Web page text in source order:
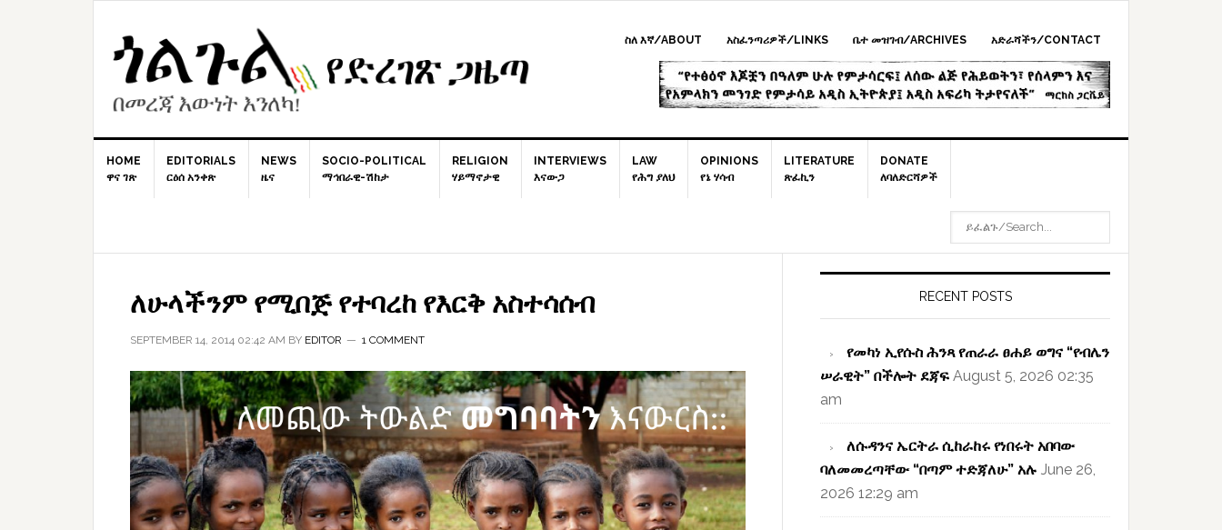
ስለ እኛ/ABOUT አስፈንጣሪዎች/LINKS ቤተ መዝገብ/ARCHIVES አድራሻችን/CONTACT
HOME
ዋና ገጽ
EDITORIALS
ርዕሰ አንቀጽ
NEWS
ዜና
SOCIO-POLITICAL
ማኅበራዊ-ሽከታ
RELIGION
ሃይማኖታዊ
INTERVIEWS
እናውጋ
LAW
የሕግ ያለህ
OPINIONS
የኔ ሃሳብ
LITERATURE
ጽፈኪን
DONATE
ለባለድርሻዎች
ለሁላችንም የሚበጅ የተባረከ የእርቅ አስተሳሰብ
SEPTEMBER 14, 2014 02:42 AM BY EDITOR 1 COMMENT
RECENT POSTS
የመካነ ኢየሱስ ሕንጻ የጠራራ ፀሐይ ወግና “የብሌን
ሠራዊት” በችሎት ደጃፍ August 5, 2026 02:35
am
ለሱዳንና ኤርትራ ሲከራከሩ የነበሩት አበባው
ባለመመረጣቸው “በጣም ተድጃለሁ” አሉ June 26,
2026 12:29 am